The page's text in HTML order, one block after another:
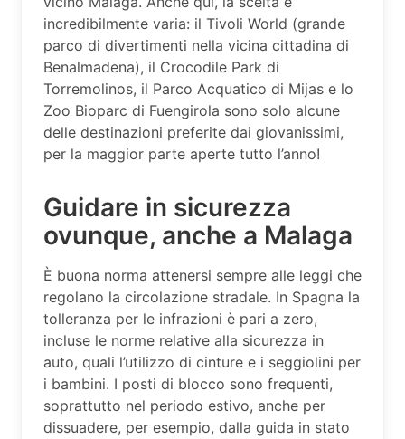
incredibilmente varia: il Tivoli World (grande
parco di divertimenti nella vicina cittadina di
Benalmadena), il Crocodile Park di
Torremolinos, il Parco Acquatico di Mijas e lo
Zoo Bioparc di Fuengirola sono solo alcune
delle destinazioni preferite dai giovanissimi,
per la maggior parte aperte tutto l’anno!
Guidare in sicurezza
ovunque, anche a Malaga
È buona norma attenersi sempre alle leggi che
regolano la circolazione stradale. In Spagna la
tolleranza per le infrazioni è pari a zero,
incluse le norme relative alla sicurezza in
auto, quali l’utilizzo di cinture e i seggiolini per
i bambini. I posti di blocco sono frequenti,
soprattutto nel periodo estivo, anche per
dissuadere, per esempio, dalla guida in stato